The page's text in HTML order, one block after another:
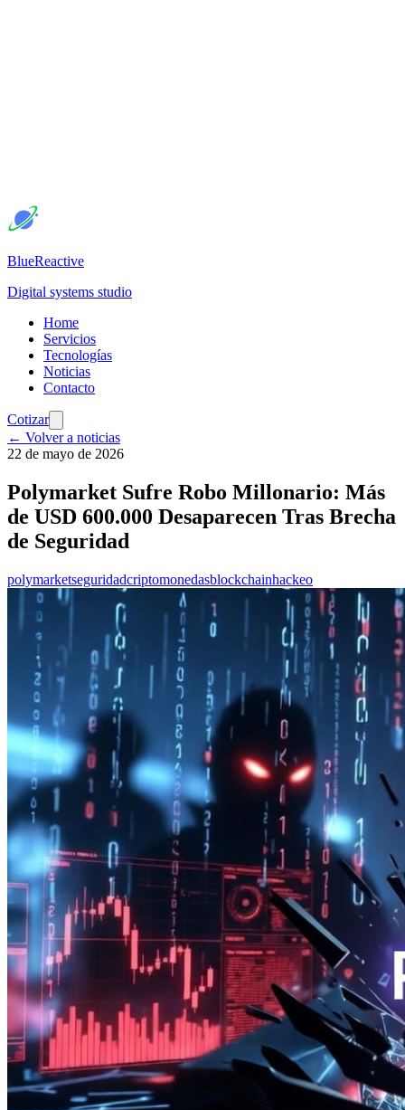
BlueReactive
Digital systems studio
Home
Servicios
Tecnologías
Noticias
Contacto
Cotizar
← Volver a noticias
22 de mayo de 2026
Polymarket Sufre Robo Millonario: Más
de USD 600.000 Desaparecen Tras Brecha
de Seguridad
polymarketseguridadcriptomonedasblockchainhackeo